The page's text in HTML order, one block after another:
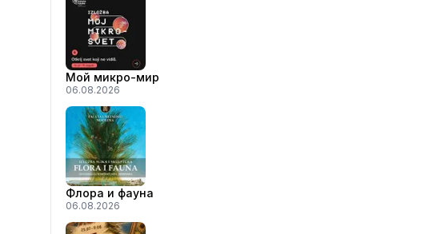
Мой микро-мир
06.08.2026
Флора и фауна
06.08.2026